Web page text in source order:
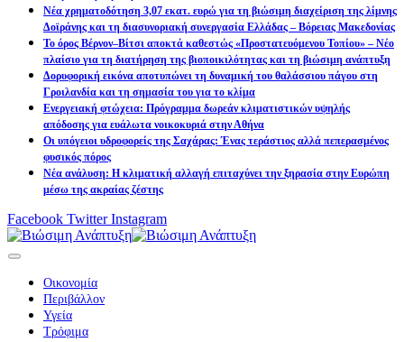
Νέα χρηματοδότηση 3,07 εκατ. ευρώ για τη βιώσιμη διαχείριση της λίμνης
Δοϊράνης και τη διασυνοριακή συνεργασία Ελλάδας – Βόρειας Μακεδονίας
Το όρος Βέρνον–Βίτσι αποκτά καθεστώς «Προστατευόμενου Τοπίου» – Νέο
πλαίσιο για τη διατήρηση της βιοποικιλότητας και τη βιώσιμη ανάπτυξη
Δορυφορική εικόνα αποτυπώνει τη δυναμική του θαλάσσιου πάγου στη
Γροιλανδία και τη σημασία του για το κλίμα
Ενεργειακή φτώχεια: Πρόγραμμα δωρεάν κλιματιστικών υψηλής
απόδοσης για ευάλωτα νοικοκυριά στην Αθήνα
Οι υπόγειοι υδροφορείς της Σαχάρας: Ένας τεράστιος αλλά πεπερασμένος
φυσικός πόρος
Νέα ανάλυση: Η κλιματική αλλαγή επιταχύνει την ξηρασία στην Ευρώπη
μέσω της ακραίας ζέστης
Facebook Twitter Instagram
Οικονομία
Περιβάλλον
Υγεία
Τρόφιμα